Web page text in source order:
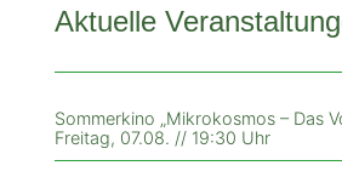
Aktuelle
Sommerkino „Mikrokosmos – Das
Freitag, 07.08. // 19:30 Uhr